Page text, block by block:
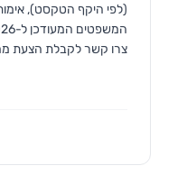
(לפי היקף הטקסט),
צרו קשר לקבלת הצעת